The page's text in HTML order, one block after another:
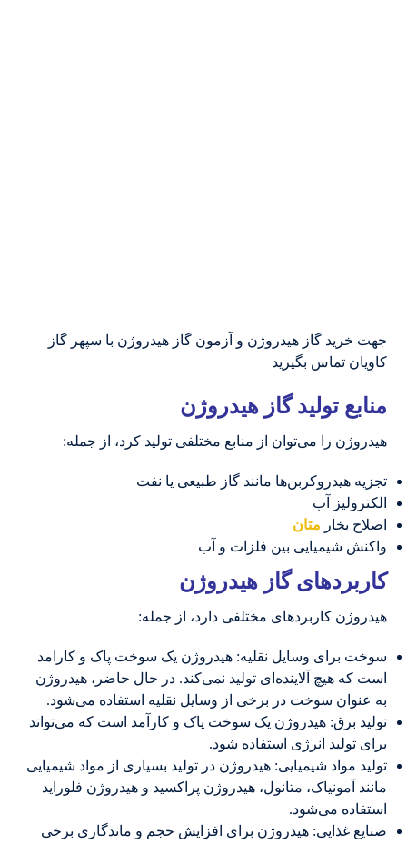
جهت خرید گاز هیدروژن و آزمون گاز هیدروژن با سپهر گاز
کاویان تماس بگیرید
منابع تولید گاز هیدروژن
هیدروژن را می‌توان از منابع مختلفی تولید کرد، از جمله:
تجزیه هیدروکربن‌ها مانند گاز طبیعی یا نفت
الکترولیز آب
اصلاح بخار متان
واکنش شیمیایی بین فلزات و آب
کاربردهای گاز هیدروژن
هیدروژن کاربردهای مختلفی دارد، از جمله:
سوخت برای وسایل نقلیه: هیدروژن یک سوخت پاک و کارامد
است که هیچ آلاینده‌ای تولید نمی‌کند. در حال حاضر، هیدروژن
به عنوان سوخت در برخی از وسایل نقلیه استفاده می‌شود.
تولید برق: هیدروژن یک سوخت پاک و کارآمد است که می‌تواند
برای تولید انرژی استفاده شود.
تولید مواد شیمیایی: هیدروژن در تولید بسیاری از مواد شیمیایی
مانند آمونیاک، متانول، هیدروژن پراکسید و هیدروژن فلوراید
استفاده می‌شود.
صنایع غذایی: هیدروژن برای افزایش حجم و ماندگاری برخی